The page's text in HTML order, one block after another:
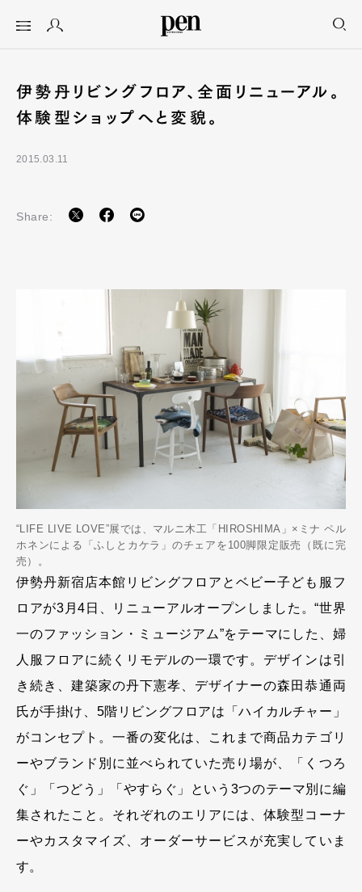
伊勢丹リビングフロア、全面リニュー
アル。体験型ショップへと変貌。
2015.03.11
Share:
“LIFE LIVE LOVE”展では、マルニ木工「HIROSHIMA」×ミナ ペル
ホネンによる「ふしとカケラ」のチェアを100脚限定販売（既に完
売）。
伊勢丹新宿店本館リビングフロアとベビー子ども服フ
ロアが3月4日、リニューアルオープンしました。“世界
一のファッション・ミュージアム”をテーマにした、婦
人服フロアに続くリモデルの一環です。デザインは引
き続き、建築家の丹下憲孝、デザイナーの森田恭通両
氏が手掛け、5階リビングフロアは「ハイカルチャー」
がコンセプト。一番の変化は、これまで商品カテゴリ
ーやブランド別に並べられていた売り場が、「くつろ
ぐ」「つどう」「やすらぐ」という3つのテーマ別に編
集されたこと。それぞれのエリアには、体験型コーナ
ーやカスタマイズ、オーダーサービスが充実していま
す。